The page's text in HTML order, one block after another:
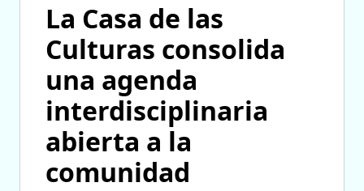
La Casa de las
Culturas consolida
una agenda
interdisciplinaria
abierta a la
comunidad